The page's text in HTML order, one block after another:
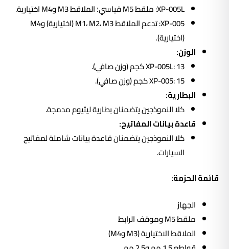
XP-005L: ملقط M5 قياسي؛ الملاقط M3 وM4 اختيارية.
XP-005: تدعم الملاقط M1، M2، M3 (اختيارية) وM4
(اختيارية).
الوزن:
XP-005L: 13 كجم (وزن صافي).
XP-005: 15 كجم (وزن صافي).
البطارية:
كلا النموذجين يتضمنان بطارية ليثيوم مدمجة.
قاعدة بيانات المفاتيح:
كلا النموذجين يتضمنان قاعدة بيانات شاملة لمفاتيح
السيارات.
قائمة الحزمة:
الجهاز
ملقط M5 وموقف الرابط
الملاقط الاختيارية (M3 وM4)